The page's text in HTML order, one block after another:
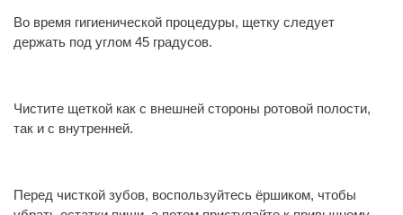
Во время гигиенической процедуры, щетку следует
держать под углом 45 градусов.
Чистите щеткой как с внешней стороны ротовой полости,
так и с внутренней.
Перед чисткой зубов, воспользуйтесь ёршиком, чтобы